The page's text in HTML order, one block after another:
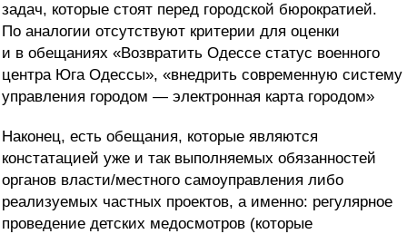
задач, которые стоят перед городской бюрократией.
По аналогии отсутствуют критерии для оценки
и в обещаниях «Возвратить Одессе статус военного
центра Юга Одессы», «внедрить современную систему
управления городом — электронная карта городом»
Наконец, есть обещания, которые являются
констатацией уже и так выполняемых обязанностей
органов власти/местного самоуправления либо
реализуемых частных проектов, а именно: регулярное
проведение детских медосмотров (которые